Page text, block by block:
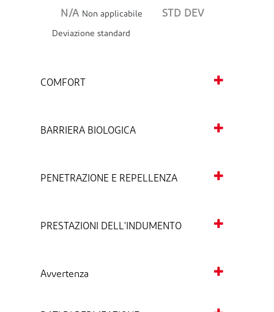
N/A Non applicabile STD DEV
Deviazione standard
COMFORT
BARRIERA BIOLOGICA
PENETRAZIONE E REPELLENZA
PRESTAZIONI DELL'INDUMENTO
Avvertenza